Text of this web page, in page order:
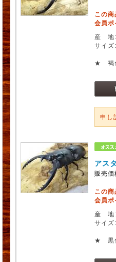
この
会員ポ
産 地:
サイ
★ 褐
申し
アス
販売価
この
会員ポ
産 地:
サイ
★ 黒